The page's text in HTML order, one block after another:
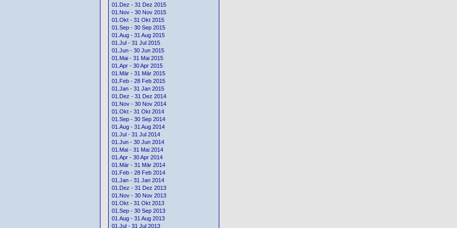
01.Dez - 31 Dez 2015
01.Nov - 30 Nov 2015
01.Okt - 31 Okt 2015
01.Sep - 30 Sep 2015
01.Aug - 31 Aug 2015
01.Jul - 31 Jul 2015
01.Jun - 30 Jun 2015
01.Mai - 31 Mai 2015
01.Apr - 30 Apr 2015
01.Mär - 31 Mär 2015
01.Feb - 28 Feb 2015
01.Jan - 31 Jan 2015
01.Dez - 31 Dez 2014
01.Nov - 30 Nov 2014
01.Okt - 31 Okt 2014
01.Sep - 30 Sep 2014
01.Aug - 31 Aug 2014
01.Jul - 31 Jul 2014
01.Jun - 30 Jun 2014
01.Mai - 31 Mai 2014
01.Apr - 30 Apr 2014
01.Mär - 31 Mär 2014
01.Feb - 28 Feb 2014
01.Jan - 31 Jan 2014
01.Dez - 31 Dez 2013
01.Nov - 30 Nov 2013
01.Okt - 31 Okt 2013
01.Sep - 30 Sep 2013
01.Aug - 31 Aug 2013
01.Jul - 31 Jul 2013